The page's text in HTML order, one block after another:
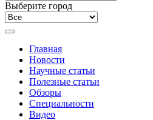
Выберите город
Главная
Новости
Научные статьи
Полезные статьи
Обзоры
Специальности
Видео